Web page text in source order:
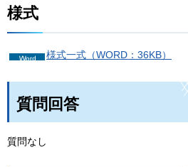
様式
様式一式（WORD：36KB）
質問回答
質問なし